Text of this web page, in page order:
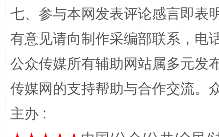
完善运行机制助力责任有效落实 一纸欠
七、参与本网发表评论感言即表
有意见请向制作采编部联系，电
公众传媒所有辅助网站属多元发
传媒网的支持帮助与合作交流。
主办 :